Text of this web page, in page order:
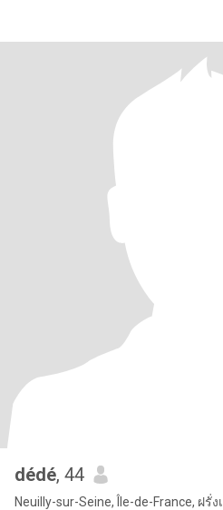
dédé, 44
Neuilly-sur-Seine, Île-de-France, ฝรั่ง